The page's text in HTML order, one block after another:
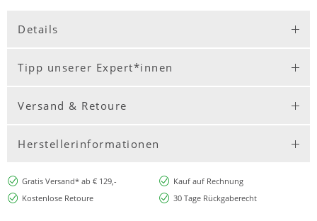
Details
Tipp unserer Expert*innen
Versand & Retoure
Herstellerinformationen
Gratis Versand* ab € 129,-
Kauf auf Rechnung
Kostenlose Retoure
30 Tage Rückgaberecht